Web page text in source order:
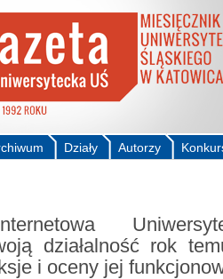
Autorzy
Działy
działalność rok
i oceny jej